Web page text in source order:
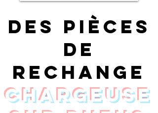
Des pièces
de
rechange
chargeuse